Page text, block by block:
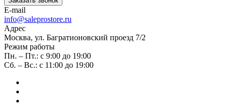
E-mail
info@saleprostore.ru
Адрес
Москва, ул. Багратионовский проезд 7/2
Режим работы
Пн. – Пт.: с 9:00 до 19:00
Сб. – Вс.: с 11:00 до 19:00